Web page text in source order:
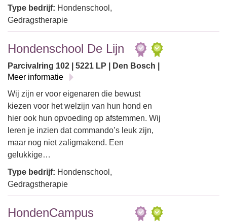
Type bedrijf: Hondenschool,
Gedragstherapie
Hondenschool De Lijn
Parcivalring 102 | 5221 LP | Den Bosch |
Meer informatie
Wij zijn er voor eigenaren die bewust
kiezen voor het welzijn van hun hond en
hier ook hun opvoeding op afstemmen. Wij
leren je inzien dat commando’s leuk zijn,
maar nog niet zaligmakend. Een
gelukkige…
Type bedrijf: Hondenschool,
Gedragstherapie
HondenCampus